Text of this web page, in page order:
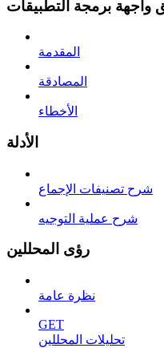
المقدمة
المصادقة
الأخطاء
الأدلة
شرح تصنيفات الإجماع
شرح عملية التوجيه
رؤى المحللين
نظرة عامة
GET
تحليلات المحللين